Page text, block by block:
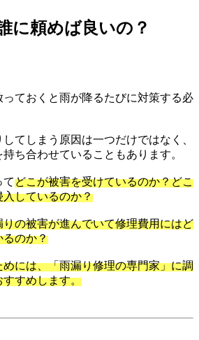
に頼めば良いの？
ておくと雨が降るたびに対策する必
てしまう原因は一つだけではなく、
ち合わせていることもあります。
てどこが被害を受けているのか？どこ
しているのか？
りの被害が進んでいて修理費用にはど
るのか？
には、「雨漏り修理の専門家」に調
すめします。